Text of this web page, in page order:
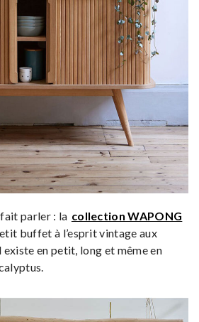
parler : la collection WAPONG
buffet à l’esprit vintage aux
en petit, long et même en